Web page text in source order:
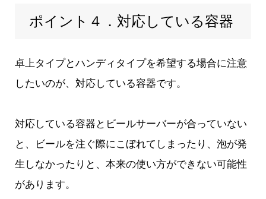
ポイント４．対応している容器
卓上タイプとハンディタイプを希望する場合に注意
したいのが、対応している容器です。
対応している容器とビールサーバーが合っていない
と、ビールを注ぐ際にこぼれてしまったり、泡が発
生しなかったりと、本来の使い方ができない可能性
があります。